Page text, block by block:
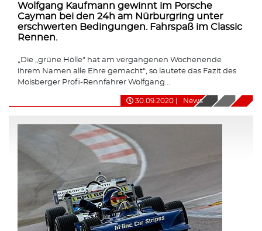
Wolfgang Kaufmann gewinnt im Porsche
Cayman bei den 24h am Nürburgring unter
erschwerten Bedingungen. Fahrspaß im Classic
Rennen.
„Die „grüne Hölle“ hat am vergangenen Wochenende
ihrem Namen alle Ehre gemacht“, so lautete das Fazit des
Molsberger Profi-Rennfahrer Wolfgang...
30.09.2020 News